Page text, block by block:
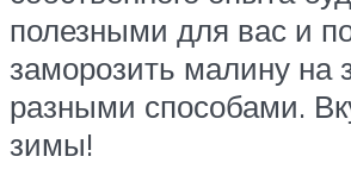
полезными для вас и
заморозить малину на
разными способами.
зимы!